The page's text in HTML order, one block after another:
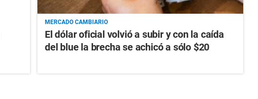
MERCADO CAMBIARIO
El dólar oficial volvió a subir y con la caída
del blue la brecha se achicó a sólo $20